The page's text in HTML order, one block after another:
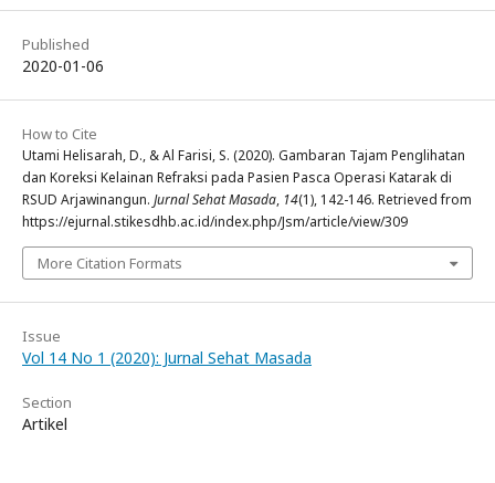
Published
2020-01-06
How to Cite
Utami Helisarah, D., & Al Farisi, S. (2020). Gambaran Tajam Penglihatan
dan Koreksi Kelainan Refraksi pada Pasien Pasca Operasi Katarak di
RSUD Arjawinangun. Jurnal Sehat Masada, 14(1), 142-146. Retrieved from
https://ejurnal.stikesdhb.ac.id/index.php/Jsm/article/view/309
More Citation Formats
Issue
Vol 14 No 1 (2020): Jurnal Sehat Masada
Section
Artikel